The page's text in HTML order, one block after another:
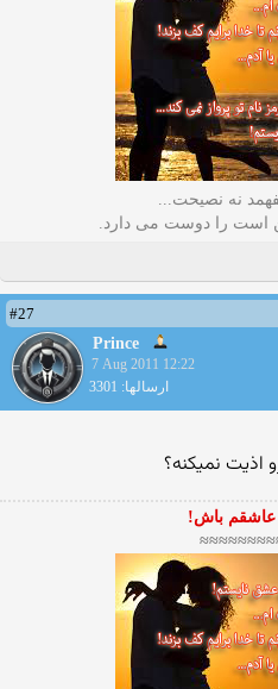
نه نصیحت...
است را دوست می دارد.
#27
Prince
7 Aug 2011 12:22
ارسالها: 3301
نمیكنه؟
باش!